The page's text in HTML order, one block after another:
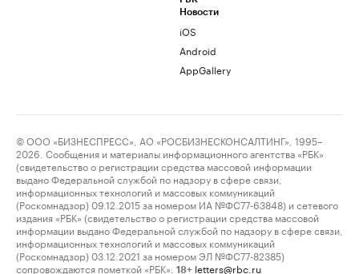
Новости
iOS
Android
AppGallery
© ООО «БИЗНЕСПРЕСС», АО «РОСБИЗНЕСКОНСАЛТИНГ», 1995–
2026. Сообщения и материалы информационного агентства «РБК»
(свидетельство о регистрации средства массовой информации
выдано Федеральной службой по надзору в сфере связи,
информационных технологий и массовых коммуникаций
(Роскомнадзор) 09.12.2015 за номером ИА №ФС77-63848) и сетевого
издания «РБК» (свидетельство о регистрации средства массовой
информации выдано Федеральной службой по надзору в сфере связи,
информационных технологий и массовых коммуникаций
(Роскомнадзор) 03.12.2021 за номером ЭЛ №ФС77-82385)
сопровождаются пометкой «РБК».
18+ letters@rbc.ru